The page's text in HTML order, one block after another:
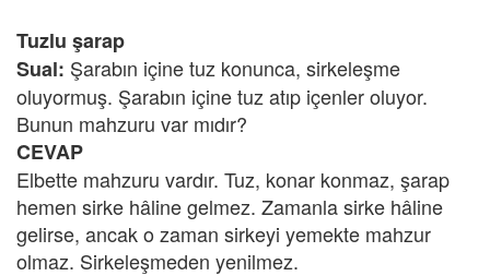
Tuzlu şarap
Sual: Şarabın içine tuz konunca, sirkeleşme
oluyormuş. Şarabın içine tuz atıp içenler oluyor.
Bunun mahzuru var mıdır?
CEVAP
Elbette mahzuru vardır. Tuz, konar konmaz, şarap
hemen sirke hâline gelmez. Zamanla sirke hâline
gelirse, ancak o zaman sirkeyi yemekte mahzur
olmaz. Sirkeleşmeden yenilmez.